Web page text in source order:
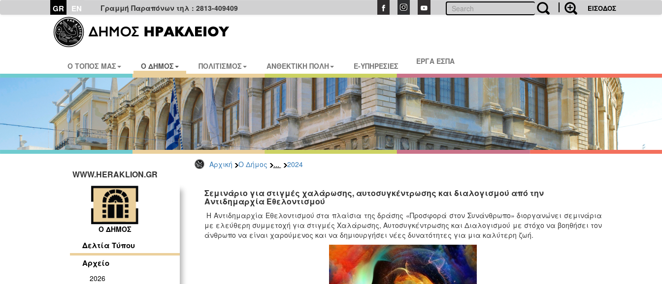
GR EN Γραμμή Παραπόνων τηλ : 2813-409409 ΕΙΣΟΔΟΣ
Ο ΤΟΠΟΣ ΜΑΣ Ο ΔΗΜΟΣ ΠΟΛΙΤΙΣΜΟΣ ΑΝΘΕΚΤΙΚΗ ΠΟΛΗ E-ΥΠΗΡΕΣΙΕΣ ΕΡΓΑ ΕΣΠΑ
Αρχική Ο Δήμος ... 2024
WWW.HERAKLION.GR
Ο ΔΗΜΟΣ
Δελτία Τύπου
Αρχείο
2026
Σεμινάριο για στιγμές χαλάρωσης, αυτοσυγκέντρωσης και διαλογισμού από την
Αντιδημαρχία Εθελοντισμού
Η Αντιδημαρχία Εθελοντισμού στα πλαίσια της δράσης «Προσφορά στον Συνάνθρωπο» διοργανώνει σεμινάρια
με ελεύθερη συμμετοχή για στιγμές Χαλάρωσης, Αυτοσυγκέντρωσης και Διαλογισμού με στόχο να βοηθήσει τον
άνθρωπο να είναι χαρούμενος και να δημιουργήσει νέες δυνατότητες για μια καλύτερη ζωή.